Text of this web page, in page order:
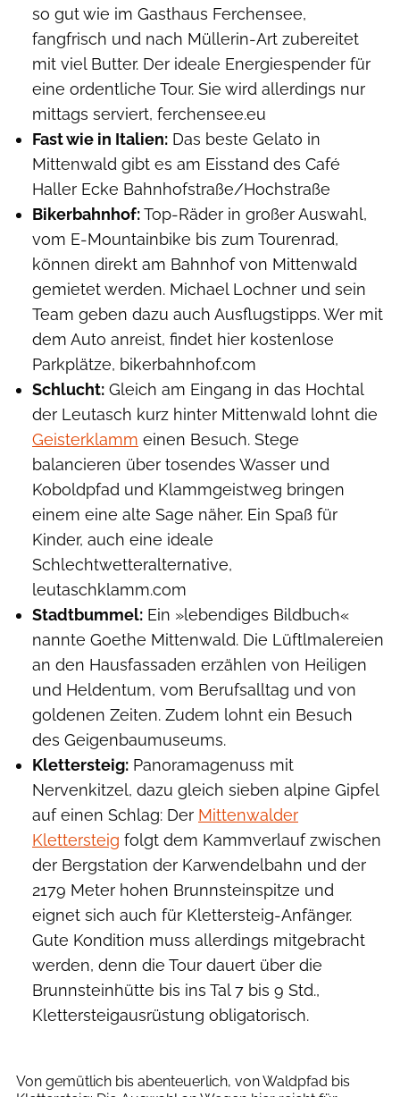
so gut wie im Gasthaus Ferchensee,
fangfrisch und nach Müllerin-Art zubereitet
mit viel Butter. Der ideale Energiespender für
eine ordentliche Tour. Sie wird allerdings nur
mittags serviert, ferchensee.eu
Fast wie in Italien: Das beste Gelato in
Mittenwald gibt es am Eisstand des Café
Haller Ecke Bahnhofstraße/Hochstraße
Bikerbahnhof:Top-Räder in großer Auswahl,
vom E-Mountainbike bis zum Tourenrad,
können direkt am Bahnhof von Mittenwald
gemietet werden. Michael Lochner und sein
Team geben dazu auch Ausflugstipps. Wer mit
dem Auto anreist, findet hier kostenlose
Parkplätze, bikerbahnhof.com
Schlucht: Gleich am Eingang in das Hochtal
der Leutasch kurz hinter Mittenwald lohnt die
Geisterklamm einen Besuch. Stege
balancieren über tosendes Wasser und
Koboldpfad und Klammgeistweg bringen
einem eine alte Sage näher. Ein Spaß für
Kinder, auch eine ideale
Schlechtwetteralternative,
leutaschklamm.com
Stadtbummel: Ein »lebendiges Bildbuch«
nannte Goethe Mittenwald. Die Lüftlmalereien
an den Hausfassaden erzählen von Heiligen
und Heldentum, vom Berufsalltag und von
goldenen Zeiten. Zudem lohnt ein Besuch
des Geigenbaumuseums.
Klettersteig: Panoramagenuss mit
Nervenkitzel, dazu gleich sieben alpine Gipfel
auf einen Schlag: Der Mittenwalder
Klettersteig folgt dem Kammverlauf zwischen
der Bergstation der Karwendelbahn und der
2179 Meter hohen Brunnsteinspitze und
eignet sich auch für Klettersteig-Anfänger.
Gute Kondition muss allerdings mitgebracht
werden, denn die Tour dauert über die
Brunnsteinhütte bis ins Tal 7 bis 9 Std.,
Klettersteigausrüstung obligatorisch.
Von gemütlich bis abenteuerlich, von Waldpfad bis